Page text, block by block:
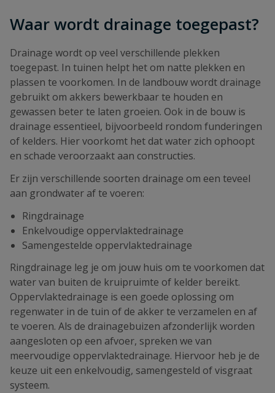
Waar wordt drainage toegepast?
Drainage wordt op veel verschillende plekken
toegepast. In tuinen helpt het om natte plekken en
plassen te voorkomen. In de landbouw wordt drainage
gebruikt om akkers bewerkbaar te houden en
gewassen beter te laten groeien. Ook in de bouw is
drainage essentieel, bijvoorbeeld rondom funderingen
of kelders. Hier voorkomt het dat water zich ophoopt
en schade veroorzaakt aan constructies.
Er zijn verschillende soorten drainage om een teveel
aan grondwater af te voeren:
Ringdrainage
Enkelvoudige oppervlaktedrainage
Samengestelde oppervlaktedrainage
Ringdrainage leg je om jouw huis om te voorkomen dat
water van buiten de kruipruimte of kelder bereikt.
Oppervlaktedrainage is een goede oplossing om
regenwater in de tuin of de akker te verzamelen en af
te voeren. Als de drainagebuizen afzonderlijk worden
aangesloten op een afvoer, spreken we van
meervoudige oppervlaktedrainage. Hiervoor heb je de
keuze uit een enkelvoudig, samengesteld of visgraat
systeem.